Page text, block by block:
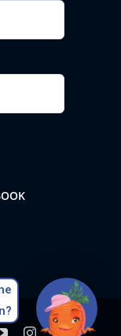
YouTubeInstagram
Pinterest